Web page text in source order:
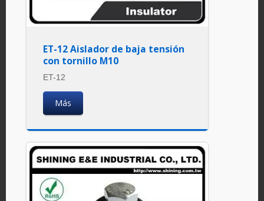
ET-12 Aislador de baja tensión
con tornillo M10
ET-12
Más